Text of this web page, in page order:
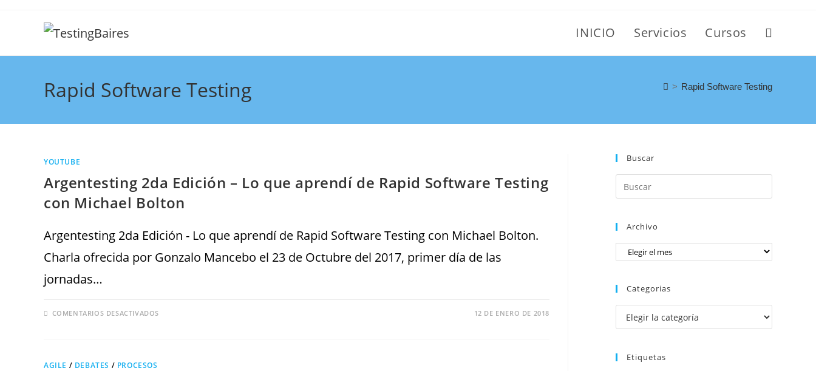
INICIO Servicios Cursos
Rapid Software Testing > Rapid Software Testing
YOUTUBE
Argentesting 2da Edición – Lo que aprendí de Rapid Software Testing
con Michael Bolton
Argentesting 2da Edición - Lo que aprendí de Rapid Software Testing con Michael Bolton.
Charla ofrecida por Gonzalo Mancebo el 23 de Octubre del 2017, primer día de las
jornadas…
COMENTARIOS DESACTIVADOS 12 DE ENERO DE 2018
AGILE / DEBATES / PROCESOS
Buscar
Archivo
Categorias
Etiquetas